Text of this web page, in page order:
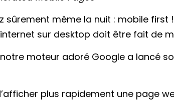
sûrement même la nuit : mobile first
sur desktop doit être fait de
moteur adoré Google a lancé
plus rapidement une page